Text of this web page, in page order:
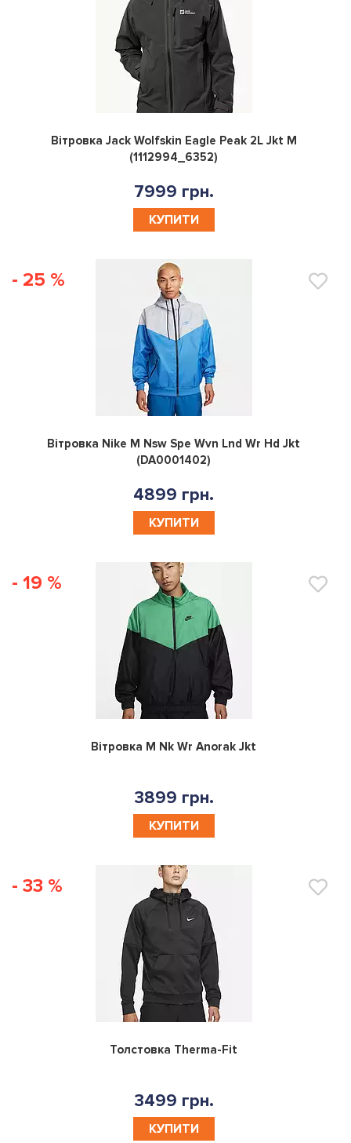
0
Вітровка Jack Wolfskin Eagle Peak 2L Jkt M
(1112994_6352)
7999 грн.
КУПИТИ
- 25 %
0
Вітровка Nike M Nsw Spe Wvn Lnd Wr Hd Jkt
(DA0001402)
4899 грн.
КУПИТИ
- 19 %
0
Вітровка M Nk Wr Anorak Jkt
3899 грн.
КУПИТИ
- 33 %
Толстовка Therma-Fit
3499 грн.
КУПИТИ